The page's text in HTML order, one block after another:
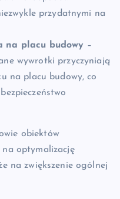
przydatnymi na
na placu budowy –
wywrotki przyczyniają
na placu budowy, co
obiektów
optymalizację
na zwiększenie ogólnej